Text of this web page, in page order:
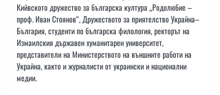
Кийвското дружество за българска култура „Родолюбие –
проф. Иван Стоянов“, Дружеството за приятелство Украйна–
България, студенти по българска филология, ректорът на
Измаилския държавен хуманитарен университет,
представители на Министерството на външните работи на
Украйна, както и журналисти от украински и национални
медии.